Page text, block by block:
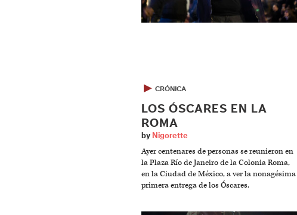
▶ CRÓNICA
LOS ÓSCARES EN LA
ROMA
by Nigorette
Ayer centenares de personas se reunieron en
la Plaza Río de Janeiro de la Colonia Roma,
en la Ciudad de México, a ver la nonagésima
primera entrega de los Óscares.